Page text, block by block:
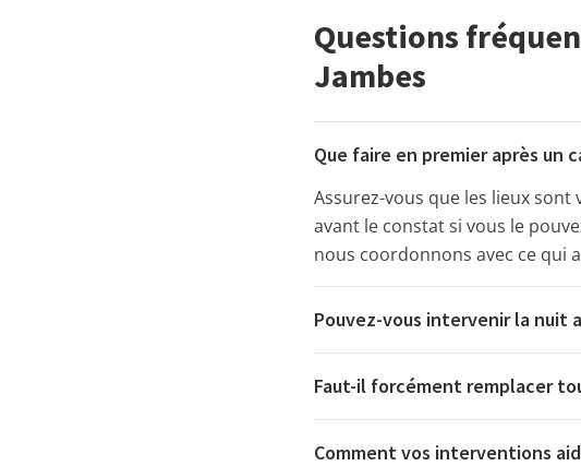
Questions
Jambes
Que faire en premier après un
Assurez-vous que les lieux sont
avant le constat si vous le
nous coordonnons avec ce qui
Pouvez-vous intervenir la nuit
Faut-il forcément remplacer
Comment vos interventions